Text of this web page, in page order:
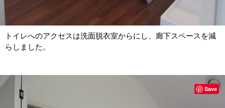
トイレへのアクセスは洗面脱衣室からにし、廊下スペースを減
らしました。
Save